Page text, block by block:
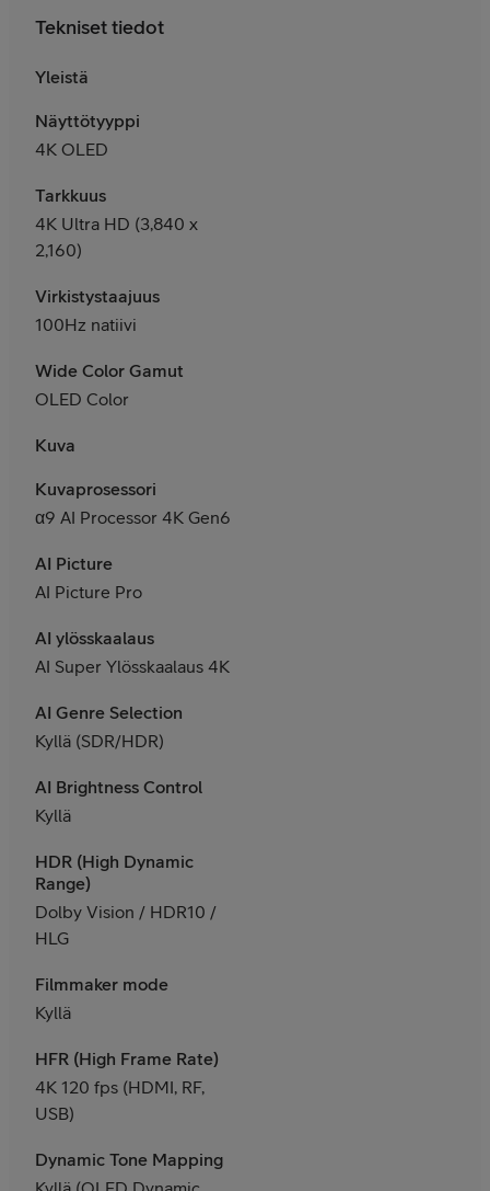
Tekniset tiedot
Yleistä
Näyttötyyppi
4K OLED
Tarkkuus
4K Ultra HD (3,840 x
2,160)
Virkistystaajuus
100Hz natiivi
Wide Color Gamut
OLED Color
Kuva
Kuvaprosessori
α9 AI Processor 4K Gen6
AI Picture
AI Picture Pro
AI ylösskaalaus
AI Super Ylösskaalaus 4K
AI Genre Selection
Kyllä (SDR/HDR)
AI Brightness Control
Kyllä
HDR (High Dynamic
Range)
Dolby Vision / HDR10 /
HLG
Filmmaker mode
Kyllä
HFR (High Frame Rate)
4K 120 fps (HDMI, RF,
USB)
Dynamic Tone Mapping